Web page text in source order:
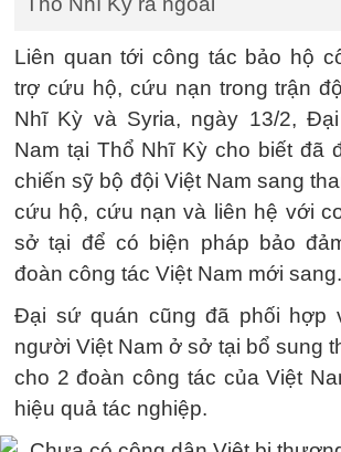
Liên quan tới công tác bảo hộ
trợ cứu hộ, cứu nạn trong trận
Nhĩ Kỳ và Syria, ngày 13/2,
Nam tại Thổ Nhĩ Kỳ cho biết đã
chiến sỹ bộ đội Việt Nam sang
cứu hộ, cứu nạn và liên hệ với
sở tại để có biện pháp bảo
đoàn công tác Việt Nam mới sang.
Đại sứ quán cũng đã phối hợp
người Việt Nam ở sở tại bổ sung
cho 2 đoàn công tác của Việt
hiệu quả tác nghiệp.